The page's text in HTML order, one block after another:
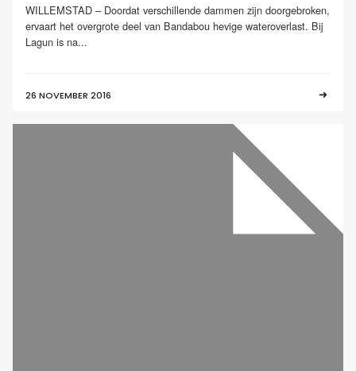
WILLEMSTAD – Doordat verschillende dammen zijn doorgebroken,
ervaart het overgrote deel van Bandabou hevige wateroverlast. Bij
Lagun is na...
26 NOVEMBER 2016